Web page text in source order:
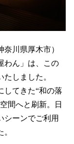
川県厚木市）
わん」は、この
しました。
てきた“和の落
間へと刷新。日
シーンでご利用